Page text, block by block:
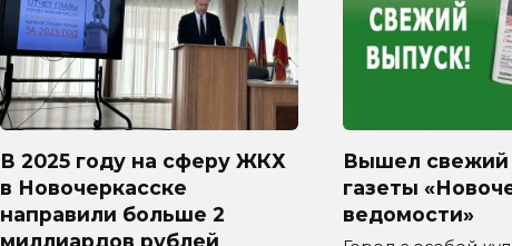
В 2025 году на сферу ЖКХ
в Новочеркасске
направили больше 2
миллиардов рублей
Вышел свежий
газеты
ведомости»